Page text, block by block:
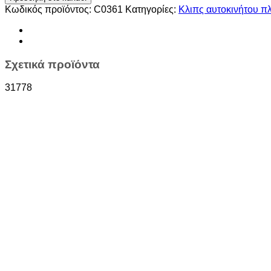
ποσότητα
Κωδικός προϊόντος: C0361 Κατηγορίες: Kλιπς αυτοκινήτου
Σχετικά προϊόντα
31778